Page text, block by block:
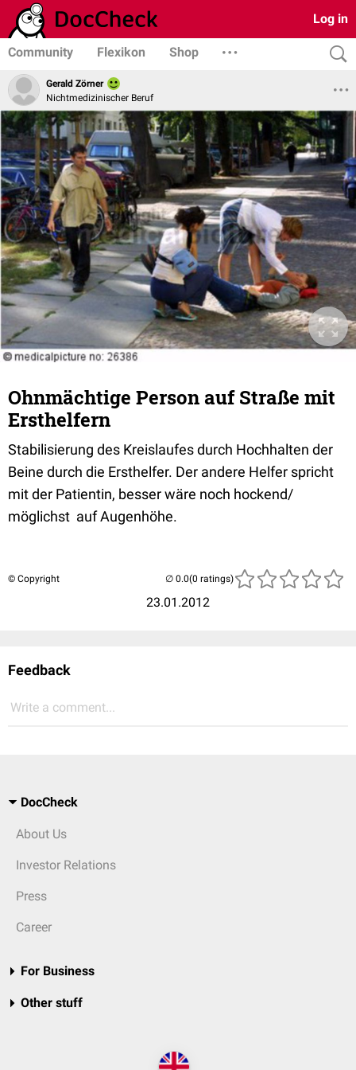
Log in
Community Flexikon Shop
Gerald Zörner
Nichtmedizinischer Beruf
Ohnmächtige Person auf Straße mit
Ersthelfern
Stabilisierung des Kreislaufes durch Hochhalten der
Beine durch die Ersthelfer. Der andere Helfer spricht
mit der Patientin, besser wäre noch hockend/
möglichst auf Augenhöhe.
© Copyright
23.01.2012
(0 ratings)
Feedback
Write a comment...
DocCheck
About Us
Investor Relations
Press
Career
For Business
Other stuff